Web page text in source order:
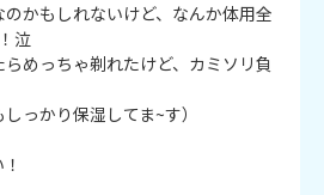
かもしれないけど、なんか体用全
泣
めっちゃ剃れたけど、カミソリ負
っかり保湿してま~す）